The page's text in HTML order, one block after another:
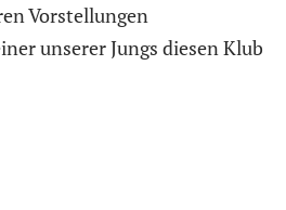
Vorstellungen
unserer Jungs diesen Klub